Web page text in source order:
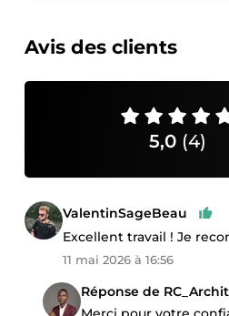
Avis des clients
5,0 (4)
ValentinSageBeau
Excellent travail ! Je
11 mai 2026 à 16:56
Réponse de